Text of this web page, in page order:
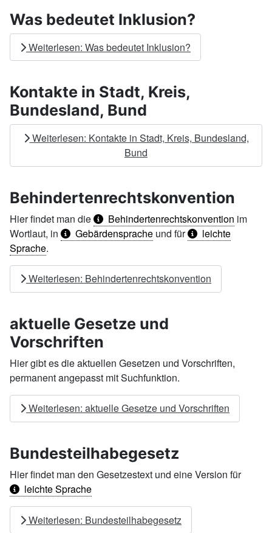
Was bedeutet Inklusion?
Weiterlesen: Was bedeutet Inklusion?
Kontakte in Stadt, Kreis,
Bundesland, Bund
Weiterlesen: Kontakte in Stadt, Kreis, Bundesland,
Bund
Behindertenrechtskonvention
Hier findet man die Behindertenrechtskonvention im
Wortlaut, in
Gebärdensprache und für
leichte
Sprache.
Weiterlesen: Behindertenrechtskonvention
aktuelle Gesetze und
Vorschriften
Hier gibt es die aktuellen Gesetzen und Vorschriften,
permanent angepasst mit Suchfunktion.
Weiterlesen: aktuelle Gesetze und Vorschriften
Bundesteilhabegesetz
Hier findet man den Gesetzestext und eine Version für
leichte Sprache
Weiterlesen: Bundesteilhabegesetz